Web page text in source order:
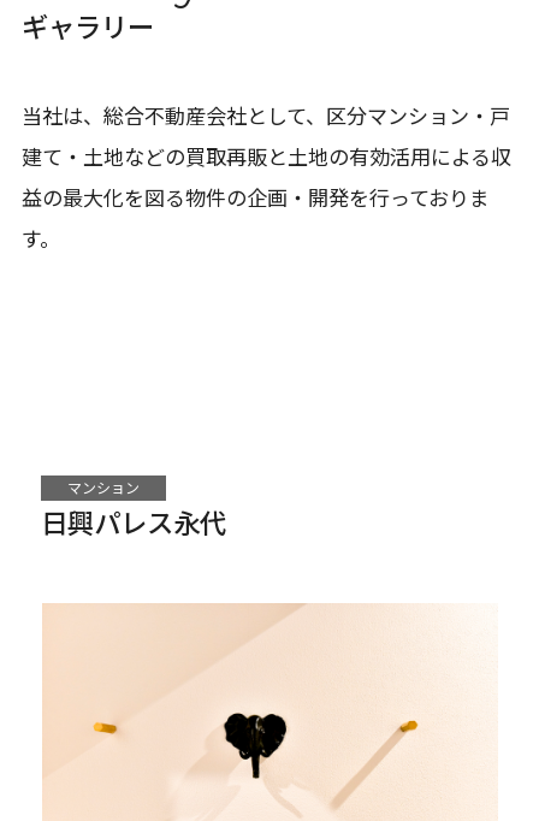
ギャラリー
当社は、総合不動産会社として、区分マンション・戸
建て・土地などの買取再販と土地の有効活用による収
益の最大化を図る物件の企画・開発を行っておりま
す。
マンション
日興パレス永代